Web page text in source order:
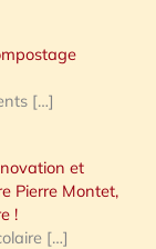
[…]
et
Pierre Montet,
!
[…]